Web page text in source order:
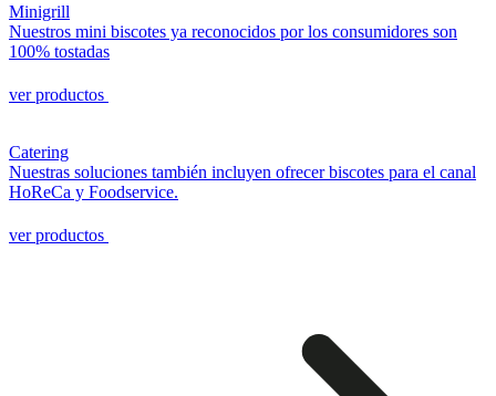
Minigrill
Nuestros mini biscotes ya reconocidos por los consumidores son
100% tostadas
ver productos
Catering
Nuestras soluciones también incluyen ofrecer biscotes para el canal
HoReCa y Foodservice.
ver productos